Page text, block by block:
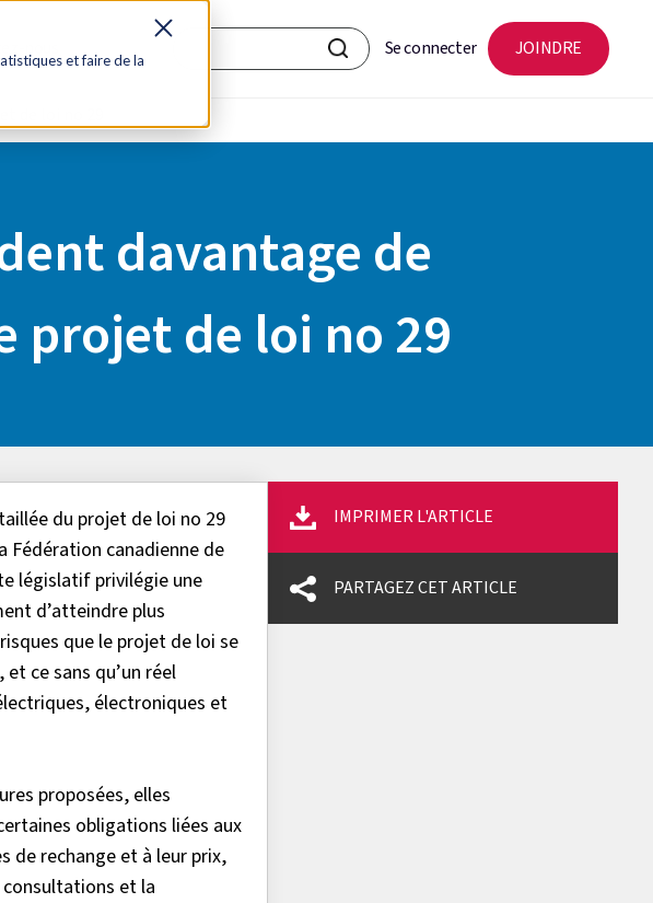
et faire de la
Se connecter JOINDRE
davantage de
projet de loi no 29
du projet de loi no 29
Fédération canadienne de
législatif privilégie une
d’atteindre plus
que le projet de loi se
ce sans qu’un réel
électroniques et
proposées, elles
obligations liées aux
de rechange et à leur prix,
consultations et la
IMPRIMER L'ARTICLE
PARTAGEZ CET ARTICLE